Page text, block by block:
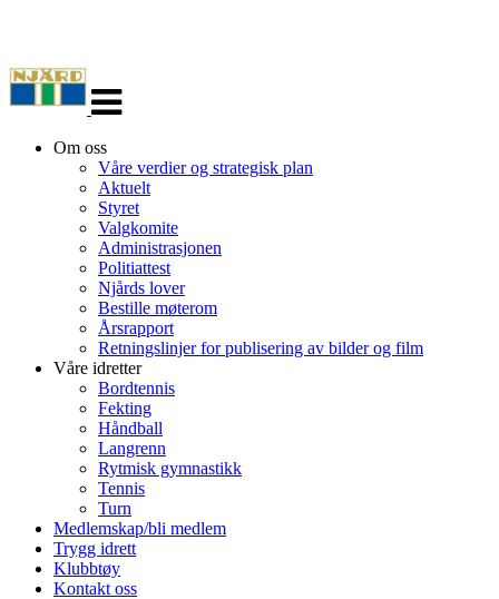
navigasjon
Om oss
Våre verdier og strategisk plan
Aktuelt
Styret
Valgkomite
Administrasjonen
Politiattest
Njårds lover
Bestille møterom
Årsrapport
Retningslinjer for publisering av bilder og film
Våre idretter
Bordtennis
Fekting
Håndball
Langrenn
Rytmisk gymnastikk
Tennis
Turn
Medlemskap/bli medlem
Trygg idrett
Klubbtøy
Kontakt oss